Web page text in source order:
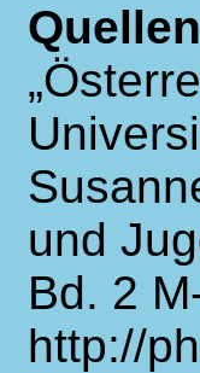
und
Bd. 2
http://